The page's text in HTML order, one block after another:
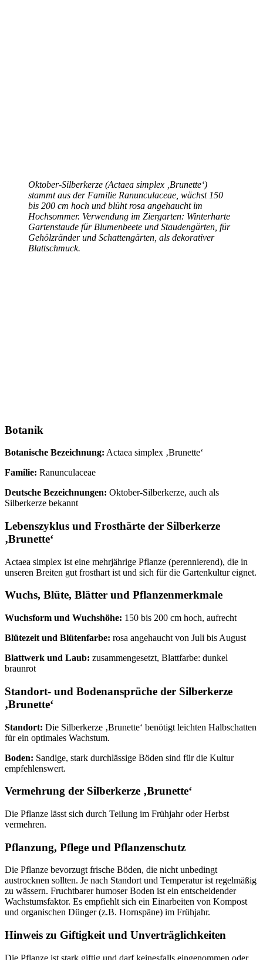
Oktober-Silberkerze (Actaea simplex ‚Brunette‘)
stammt aus der Familie Ranunculaceae, wächst 150
bis 200 cm hoch und blüht rosa angehaucht im
Hochsommer. Verwendung im Ziergarten: Winterharte
Gartenstaude für Blumenbeete und Staudengärten, für
Gehölzränder und Schattengärten, als dekorativer
Blattschmuck.
Botanik
Botanische Bezeichnung: Actaea simplex ‚Brunette‘
Familie: Ranunculaceae
Deutsche Bezeichnungen: Oktober-Silberkerze, auch als
Silberkerze bekannt
Lebenszyklus und Frosthärte der Silberkerze
‚Brunette‘
Actaea simplex ist eine mehrjährige Pflanze (perennierend), die in
unseren Breiten gut frosthart ist und sich für die Gartenkultur eignet.
Wuchs, Blüte, Blätter und Pflanzenmerkmale
Wuchsform und Wuchshöhe: 150 bis 200 cm hoch, aufrecht
Blütezeit und Blütenfarbe: rosa angehaucht von Juli bis August
Blattwerk und Laub: zusammengesetzt, Blattfarbe: dunkel
braunrot
Standort- und Bodenansprüche der Silberkerze
‚Brunette‘
Standort: Die Silberkerze ‚Brunette‘ benötigt leichten Halbschatten
für ein optimales Wachstum.
Boden: Sandige, stark durchlässige Böden sind für die Kultur
empfehlenswert.
Vermehrung der Silberkerze ‚Brunette‘
Die Pflanze lässt sich durch Teilung im Frühjahr oder Herbst
vermehren.
Pflanzung, Pflege und Pflanzenschutz
Die Pflanze bevorzugt frische Böden, die nicht unbedingt
austrocknen sollten. Je nach Standort und Temperatur ist regelmäßig
zu wässern. Fruchtbarer humoser Boden ist ein entscheidender
Wachstumsfaktor. Es empfiehlt sich ein Einarbeiten von Kompost
und organischen Dünger (z.B. Hornspäne) im Frühjahr.
Hinweis zu Giftigkeit und Unverträglichkeiten
Die Pflanze ist stark giftig und darf keinesfalls eingenommen oder